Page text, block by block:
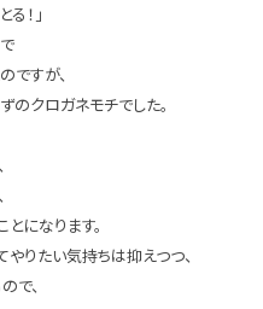
！」
ですが、
のクロガネモチでした。
になります。
りたい気持ちは抑えつつ、
で、